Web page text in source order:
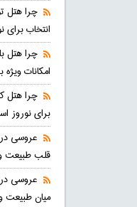
چرا هتل
انتخاب
چرا هتل
امکانات
چرا هتل
برای نوروز
عروسی
قلب طبیعت
عروسی
میان طبیعت